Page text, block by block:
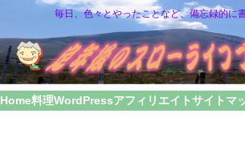
毎日、色々とやったことなど、備忘録的に
Home料理WordPressアフィリエイトサイトマ